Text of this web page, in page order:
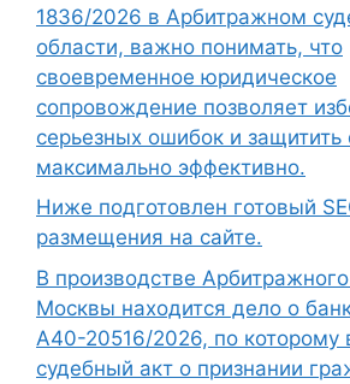
1836/2026 в Арбитражном
области, важно понимать, что
своевременное юридическое
сопровождение позволяет
серьезных ошибок и защитить
максимально эффективно.
Ниже подготовлен готовый
размещения на сайте.
В производстве
Москвы находится дело о
А40-20516/2026, по которому
судебный акт о признании